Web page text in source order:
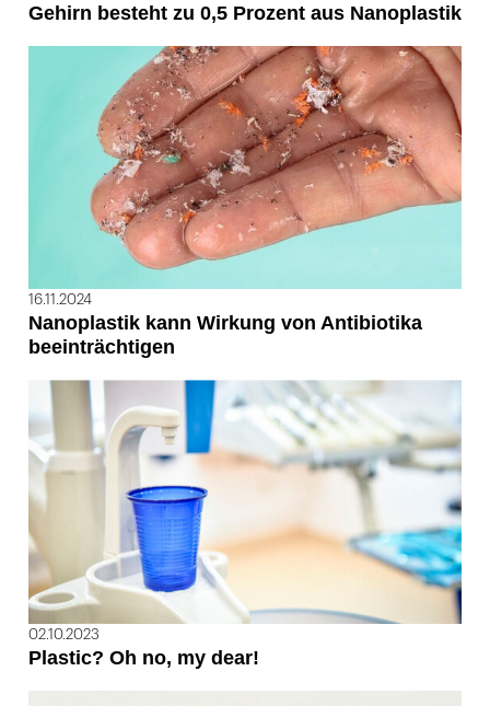
Gehirn besteht zu 0,5 Prozent aus Nanoplastik
16.11.2024
Nanoplastik kann Wirkung von Antibiotika
beeinträchtigen
02.10.2023
Plastic? Oh no, my dear!